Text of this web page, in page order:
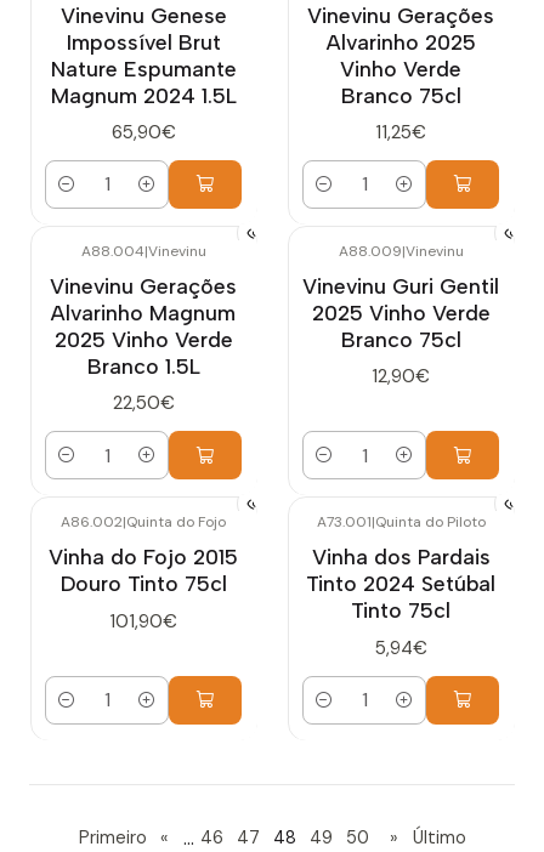
Vinevinu Genese
Impossível Brut
Nature Espumante
Magnum 2024 1.5L
65,90€
Quantidade
Vinevinu Gerações
Alvarinho 2025
Vinho Verde
Branco 75cl
11,25€
Quantidade
A88.004|Vinevinu
Vinevinu Gerações
Alvarinho Magnum
2025 Vinho Verde
Branco 1.5L
22,50€
Quantidade
A88.009|Vinevinu
Vinevinu Guri Gentil
2025 Vinho Verde
Branco 75cl
12,90€
Quantidade
A86.002|Quinta do Fojo
Vinha do Fojo 2015
Douro Tinto 75cl
101,90€
Quantidade
A73.001|Quinta do Piloto
Vinha dos Pardais
Tinto 2024 Setúbal
Tinto 75cl
5,94€
Quantidade
Primeiro « ... 46 47 48 49 50 » Último